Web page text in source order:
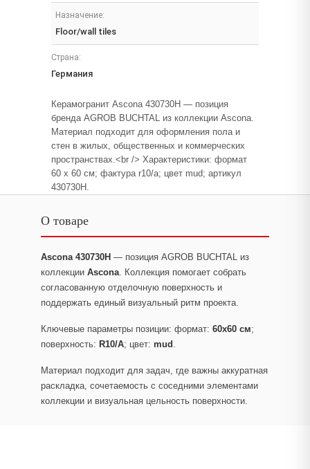
Назначение:
Floor/wall tiles
Страна:
Германия
Керамогранит Ascona 430730H — позиция
бренда AGROB BUCHTAL из коллекции Ascona.
Материал подходит для оформления пола и
стен в жилых, общественных и коммерческих
пространствах.<br /> Характеристики: формат
60 x 60 см; фактура r10/a; цвет mud; артикул
430730H.
О товаре
Ascona 430730H — позиция AGROB BUCHTAL из
коллекции Ascona. Коллекция помогает собрать
согласованную отделочную поверхность и
поддержать единый визуальный ритм проекта.
Ключевые параметры позиции: формат: 60x60 см;
поверхность: R10/A; цвет: mud .
Материал подходит для задач, где важны аккуратная
раскладка, сочетаемость с соседними элементами
коллекции и визуальная цельность поверхности.